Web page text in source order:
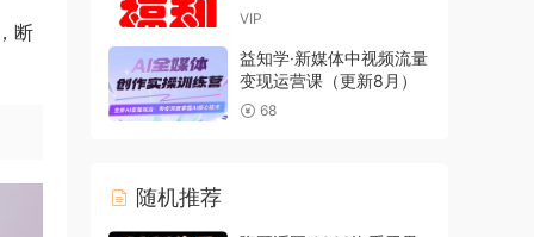
断
VIP
益知学·新媒体中视频流量
变现运营课（更新8月）
68
随机推荐